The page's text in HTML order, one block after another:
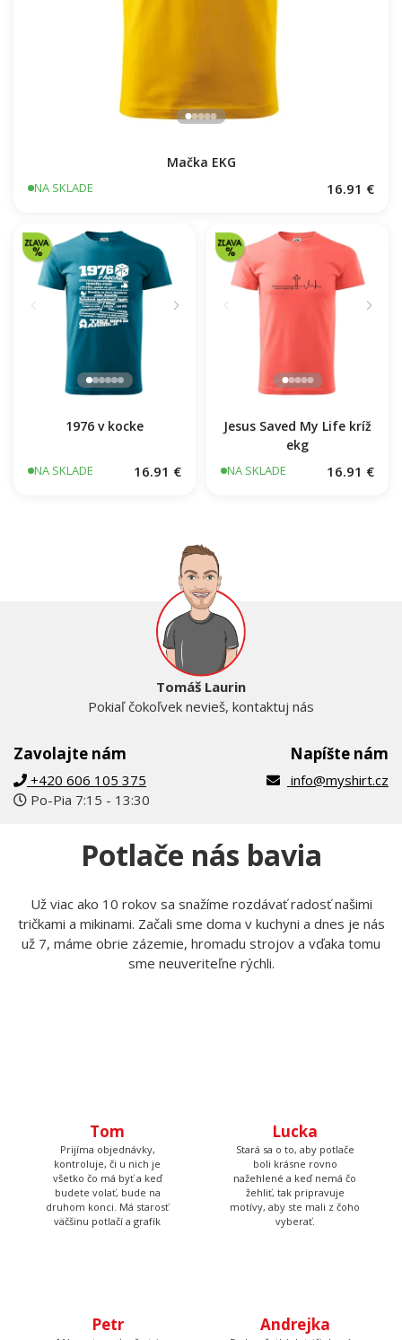
NA SKLADE 16.91 €
+420 606 105 375
Po-Pia 7:15 - 13:30
info@myshirt.cz
Potlače nás bavia
Už viac ako 10 rokov sa snažíme rozdávať radosť našimi
Tom
Prijíma objednávky,
kontroluje, či u nich je
všetko čo má byť a keď
budete volať, bude na
druhom konci. Má starosť
väčšinu potlačí a grafík
Lucka
Stará sa o to, aby potlače
boli krásne rovno
nažehlené a keď nemá čo
žehliť, tak pripravuje
motívy, aby ste mali z čoho
vyberať.
digitálne tlačiarne a ak máte
farebnú potlač, tak ju
Andrejka